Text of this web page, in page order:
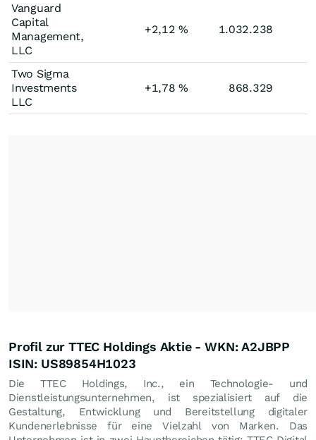
Vanguard
Capital
Management,
LLC
+2,12% 1.032.238
Two Sigma
Investments
LLC
+1,78% 868.329
Profil zur TTEC Holdings Aktie - WKN: A2JBPP
ISIN: US89854H1023
Die TTEC Holdings, Inc., ein Technologie- und
Dienstleistungsunternehmen, ist spezialisiert auf die
Gestaltung, Entwicklung und Bereitstellung digitaler
Kundenerlebnisse für eine Vielzahl von Marken. Das